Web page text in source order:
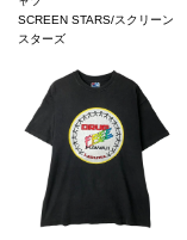
SCREEN STARS/スクリーン
スターズ